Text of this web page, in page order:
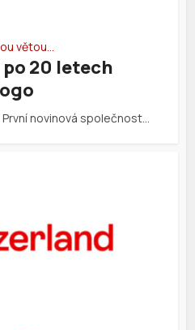
větou…
po 20 letech
novinová společnost…